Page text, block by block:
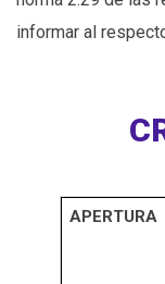
informar al
APERTURA